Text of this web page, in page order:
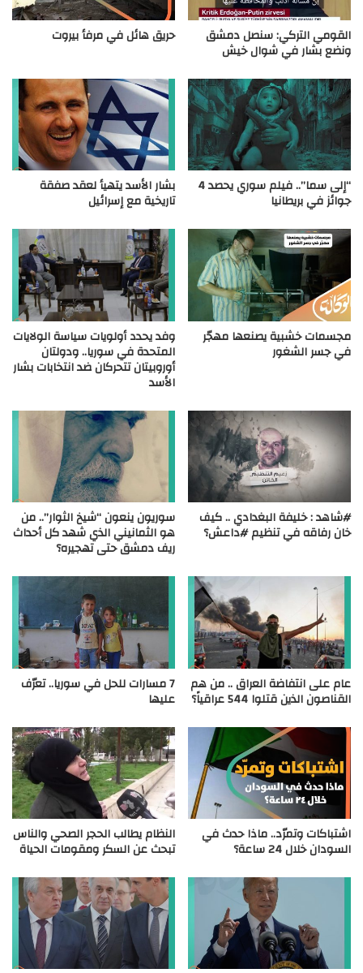
القومي التركي: سنصل دمشق
ونضع بشار في شوال خيش
حريق هائل في مرفأ بيروت
“إلى سما”.. فيلم سوري يحصد 4
جوائز في بريطانيا
بشار الأسد يتهيأ لعقد صفقة
تاريخية مع إسرائيل
مجسمات خشبية يصنعها مهجّر
في جسر الشغور
وفد يحدد أولويات سياسة الولايات
المتحدة في سوريا.. ودولتان
أوروبيتان تتحركان ضد انتخابات بشار
الأسد
#شاهد : خليفة البغدادي .. كيف
خان رفاقه في تنظيم #داعش؟
سوريون ينعون “شيخ الثوار”.. من
هو الثمانيني الذي شهد كل أحداث
ريف دمشق حتى تهجيره؟
عام على انتفاضة العراق .. من هم
القناصون الذين قتلوا 544 عراقياً؟
7 مسارات للحل في سوريا.. تعرّف
عليها
اشتباكات وتمرّد.. ماذا حدث في
السودان خلال 24 ساعة؟
النظام يطالب الحجر الصحي والناس
تبحث عن السكر ومقومات الحياة